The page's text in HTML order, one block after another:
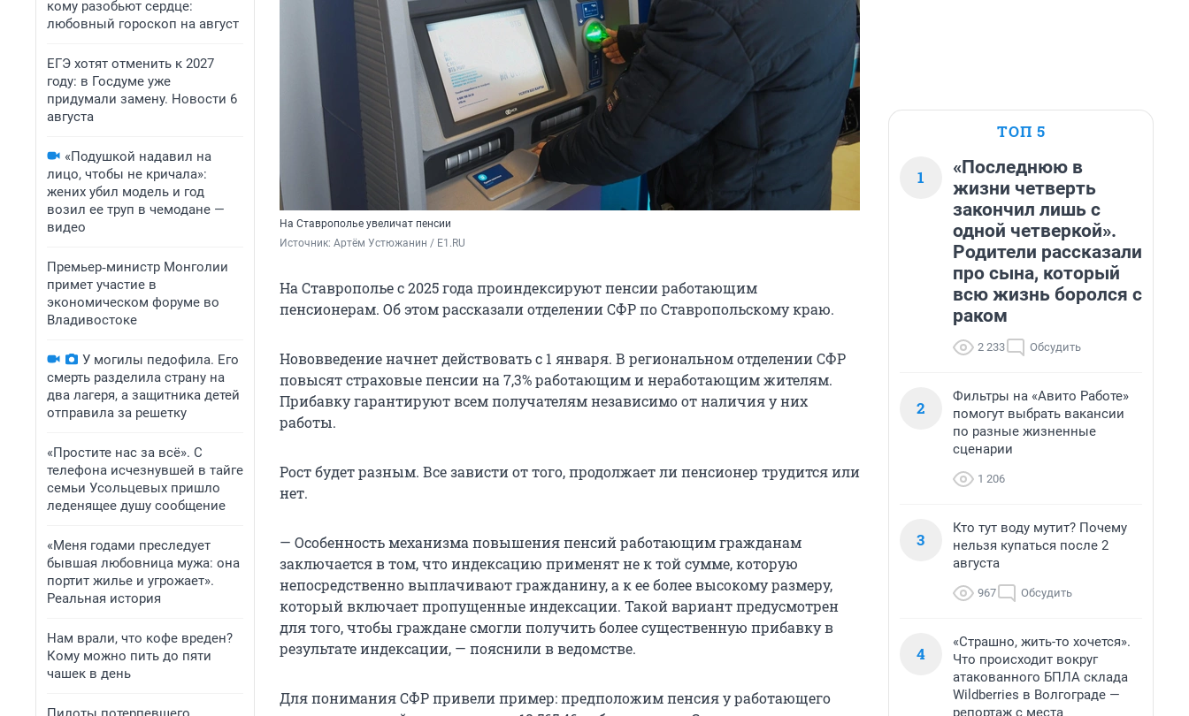
кому разобьют сердце:
любовный гороскоп на август
ЕГЭ хотят отменить к 2027
году: в Госдуме уже
придумали замену. Новости 6
августа
«Подушкой надавил на
лицо, чтобы не кричала»:
жених убил модель и год
возил ее труп в чемодане —
видео
Премьер‑министр Монголии
примет участие в
экономическом форуме во
Владивостоке
У могилы педофила. Его
смерть разделила страну на
два лагеря, а защитника детей
отправила за решетку
«Простите нас за всё». С
телефона исчезнувшей в тайге
семьи Усольцевых пришло
леденящее душу сообщение
«Меня годами преследует
бывшая любовница мужа: она
портит жилье и угрожает».
Реальная история
Нам врали, что кофе вреден?
Кому можно пить до пяти
чашек в день
На Ставрополье увеличат пенсии
Источник: Артём Устюжанин / E1.RU
На Ставрополье с 2025 года проиндексируют пенсии работающим
пенсионерам. Об этом рассказали отделении СФР по Ставропольскому краю.
Нововведение начнет действовать с 1 января. В региональном отделении СФР
повысят страховые пенсии на 7,3% работающим и неработающим жителям.
Прибавку гарантируют всем получателям независимо от наличия у них
работы.
Рост будет разным. Все зависти от того, продолжает ли пенсионер трудится или
нет.
— Особенность механизма повышения пенсий работающим гражданам
заключается в том, что индексацию применят не к той сумме, которую
непосредственно выплачивают гражданину, а к ее более высокому размеру,
который включает пропущенные индексации. Такой вариант предусмотрен
для того, чтобы граждане смогли получить более существенную прибавку в
результате индексации, — пояснили в ведомстве.
Для понимания СФР привели пример: предположим пенсия у работающего
ТОП 5
1
«Последнюю в
жизни четверть
закончил лишь с
одной четверкой».
Родители рассказали
про сына, который
всю жизнь боролся с
раком
2 233 Обсудить
2
Фильтры на «Авито Работе»
помогут выбрать вакансии
по разные жизненные
сценарии
1 206
3
Кто тут воду мутит? Почему
нельзя купаться после 2
августа
967 Обсудить
4
«Страшно, жить-то хочется».
Что происходит вокруг
атакованного БПЛА склада
Wildberries в Волгограде —
репортаж с места